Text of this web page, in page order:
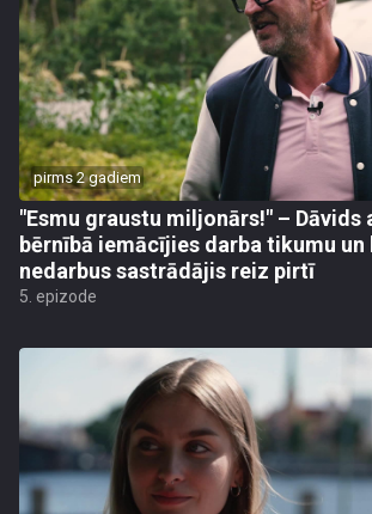
pirms 2 gadiem
"Esmu graustu miljonārs!" – Dāvids
bērnībā iemācījies darba tikumu un
nedarbus sastrādājis reiz pirtī
5. epizode